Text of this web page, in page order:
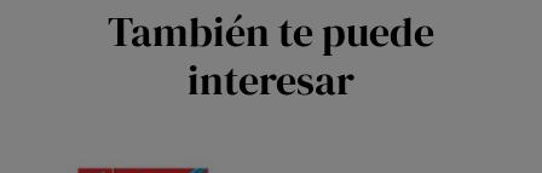
También te puede
interesar